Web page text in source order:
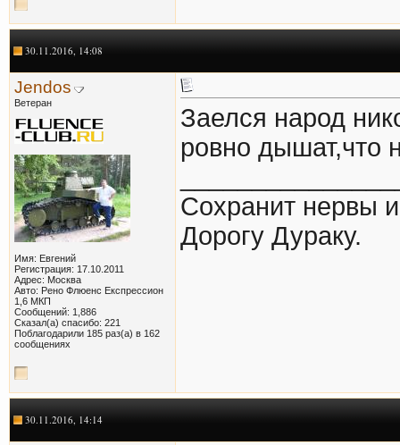
30.11.2016, 14:08
Jendos
Ветеран
Имя: Евгений
Регистрация: 17.10.2011
Адрес: Москва
Авто: Рено Флюенс Експрессион
1,6 МКП
Сообщений: 1,886
Сказал(а) спасибо: 221
Поблагодарили 185 раз(а) в 162
сообщениях
Заелся народ
ровно дышат,что
Сохранит нервы
Дорогу Дураку.
30.11.2016, 14:14